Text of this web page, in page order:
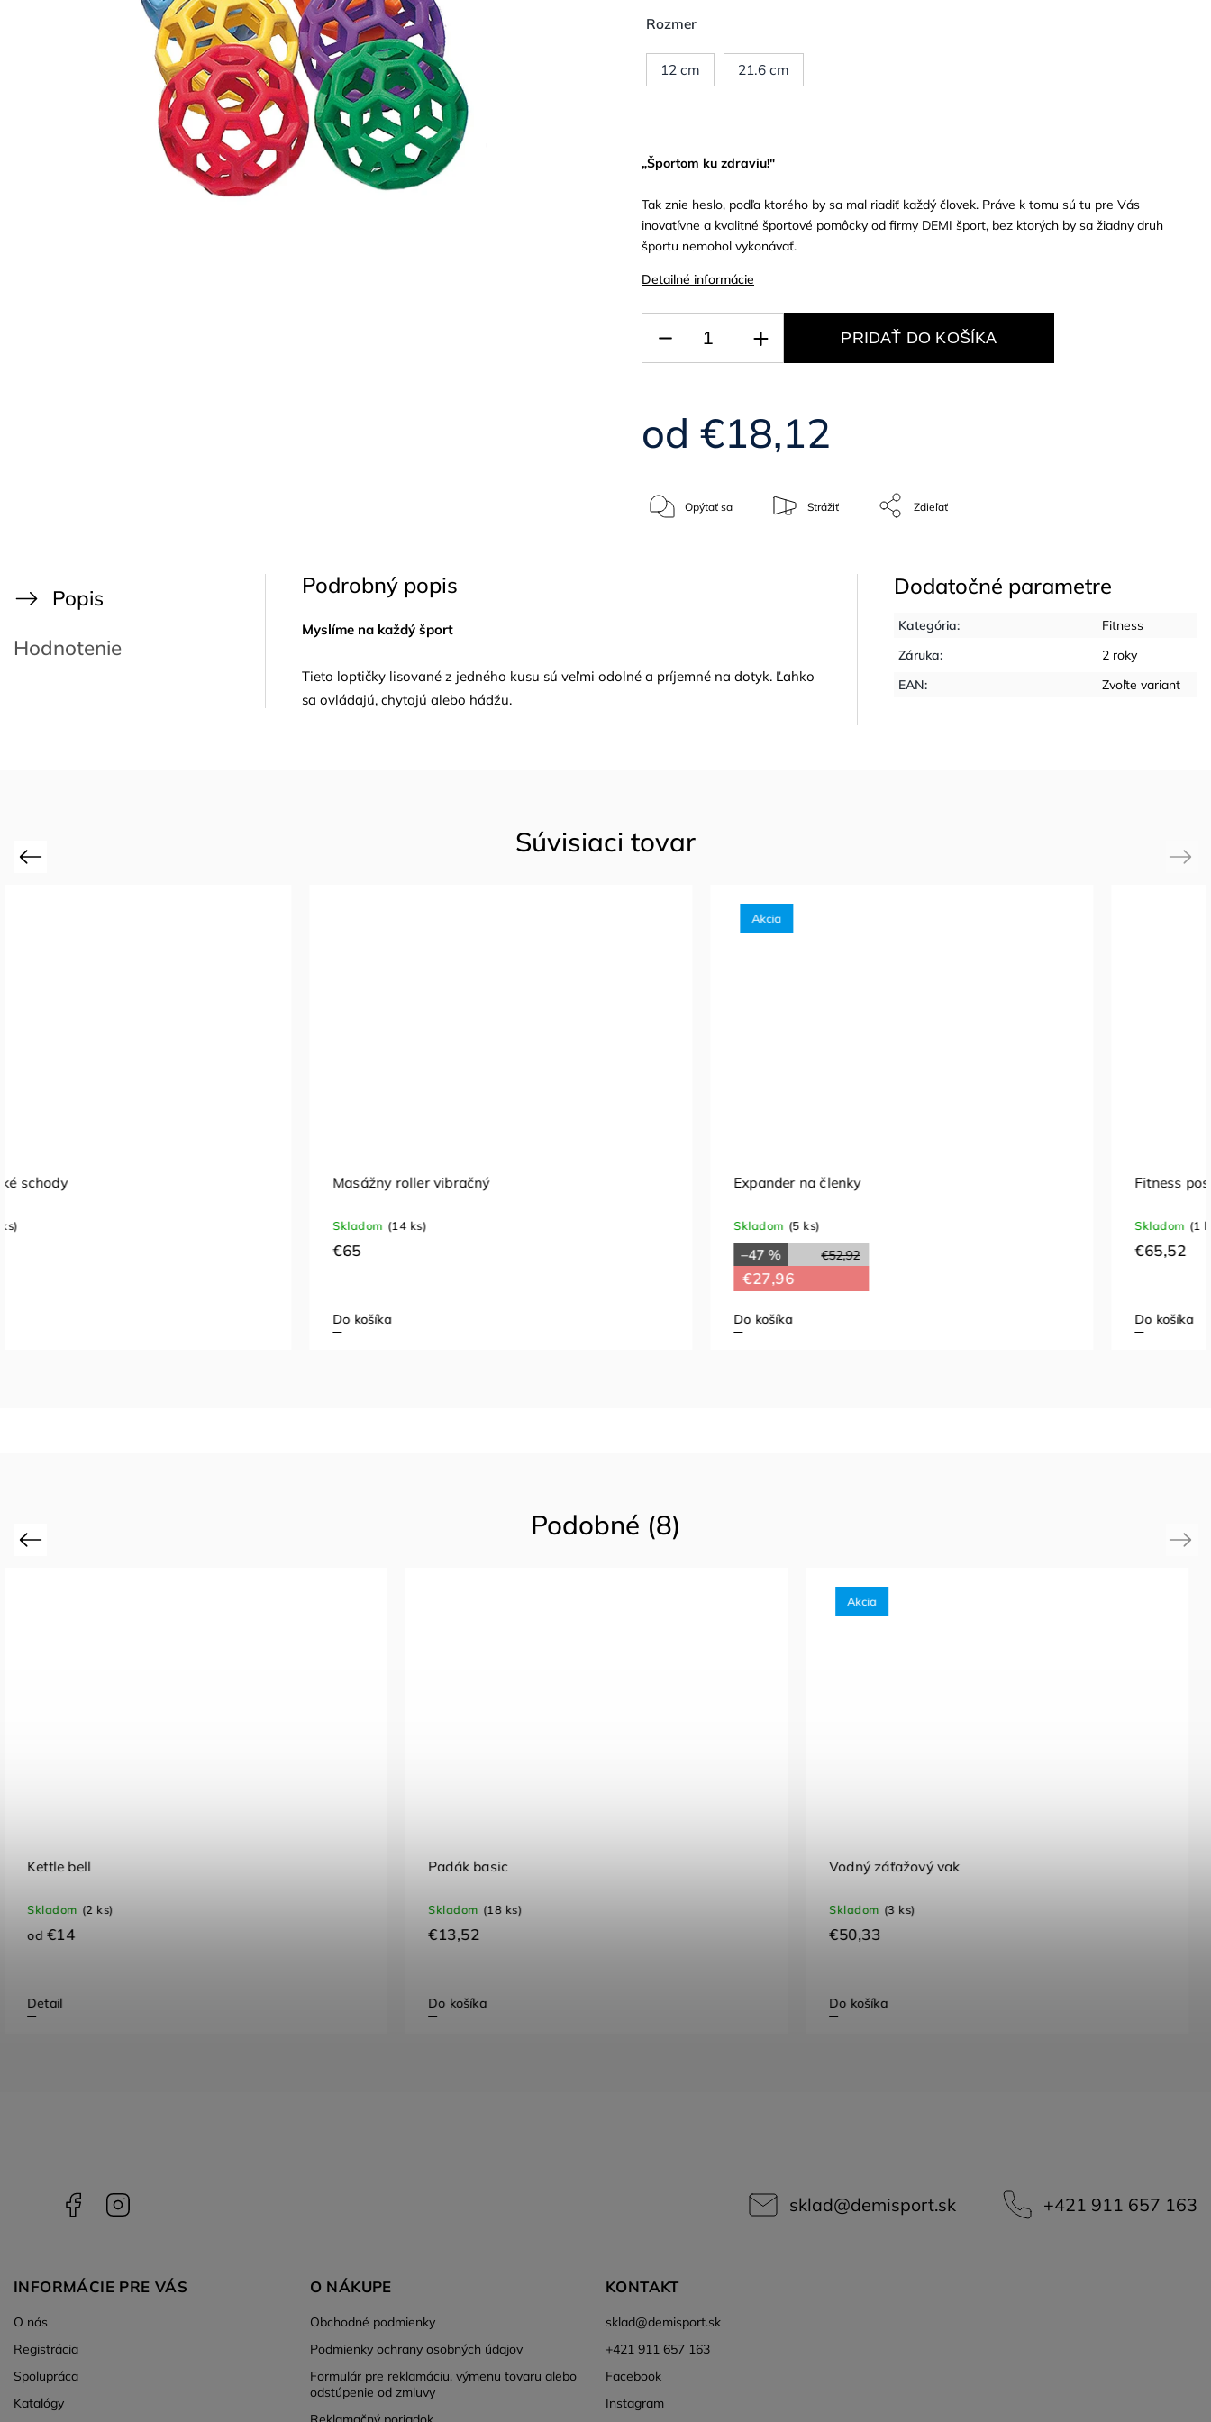
od€18,12
„Športom ku zdraviu!"
Tak znie heslo, podľa ktorého by sa mal riadiť každý človek. Práve k tomu sú tu pre Vás
inovatívne a kvalitné športové pomôcky od firmy DEMI šport, bez ktorých by sa žiadny druh
športu nemohol vykonávať.
Detailné informácie
Rozmer
12 cm 21.6 cm
PRIDAŤ DO KOŠÍKA
Opýtať sa Strážiť Zdieľať
Popis
Hodnotenie
Podrobný popis
Myslíme na každý šport
Tieto loptičky lisované z jedného kusu sú veľmi odolné a príjemné na dotyk. Ľahko
sa ovládajú, chytajú alebo hádžu.
Dodatočné parametre
Kategória:
Fitness
Záruka:
2 roky
EAN: Zvoľte variant
Súvisiaci tovar
Previous
Masážny roller vibračný Expander na členky Fitness posiľňovacia guma 1040 ×83 x 4.5 mm
€65,52
Next
Podobné (8)
Previous
Padák basic
Skladom (18 ks)
€13,52
Do košíka
Vodný záťažový vak
Skladom (3 ks)
€50,33
Do košíka
Loptička senzorická set 4ks
Na objednávku, dodanie 14-21 dní
od€16,20
Detail
Next
Facebook sklad@demisport.sk +421 911 657 163
INFORMÁCIE PRE VÁS
O nás
Registrácia
Spolupráca
Katalógy
O NÁKUPE
Obchodné podmienky
Podmienky ochrany osobných údajov
Formulár pre reklamáciu, výmenu tovaru alebo
odstúpenie od zmluvy
KONTAKT
sklad@demisport.sk
+421 911 657 163
Facebook
Instagram